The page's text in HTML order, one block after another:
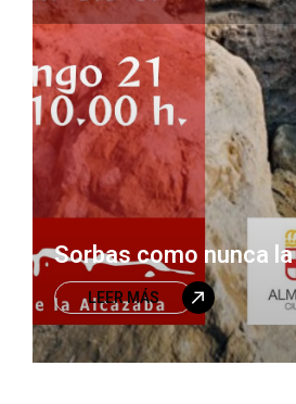
Sorbas como nunca
LEER MÁS